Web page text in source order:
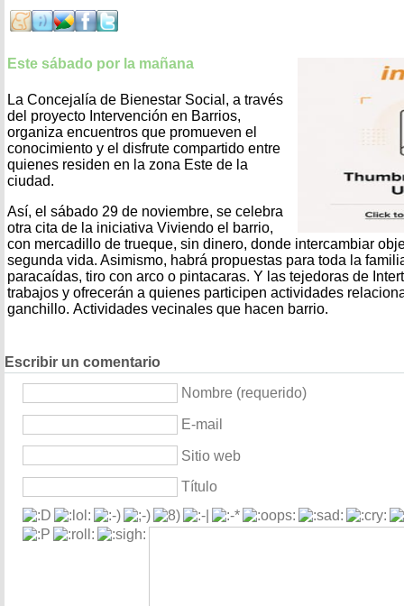
Este sábado por la mañana
La Concejalía de Bienestar Social, a través
del proyecto Intervención en Barrios,
organiza encuentros que promueven el
conocimiento y el disfrute compartido entre
quienes residen en la zona Este de la
ciudad.
Así, el sábado 29 de noviembre, se celebra
otra cita de la iniciativa Viviendo el barrio,
con mercadillo de trueque, sin dinero, donde intercambiar
segunda vida. Asimismo, habrá propuestas para toda la
paracaídas, tiro con arco o pintacaras. Y las tejedoras de
trabajos y ofrecerán a quienes participen actividades
ganchillo. Actividades vecinales que hacen barrio.
Escribir un comentario
Nombre (requerido)
E-mail
Sitio web
Título